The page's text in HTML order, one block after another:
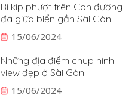
Bí kíp phượt trên Con đường
đá giữa biển gần Sài Gòn
15/06/2024
Những địa điểm chụp hình
view đẹp ở Sài Gòn
15/06/2024